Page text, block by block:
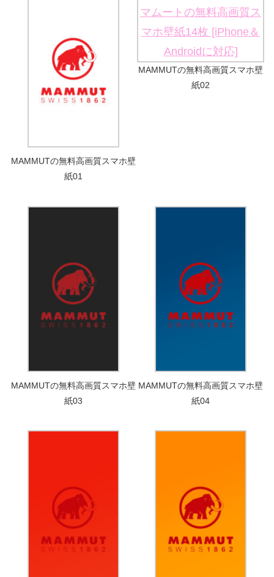
MAMMUTの無料高画質スマホ壁
紙01
MAMMUTの無料高画質スマホ壁
紙02
MAMMUTの無料高画質スマホ壁
紙03
MAMMUTの無料高画質スマホ壁
紙04